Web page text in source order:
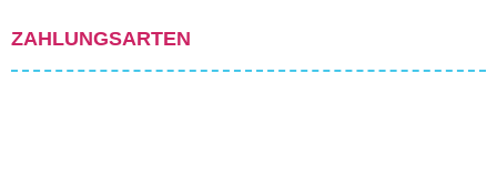
ZAHLUNGSARTEN